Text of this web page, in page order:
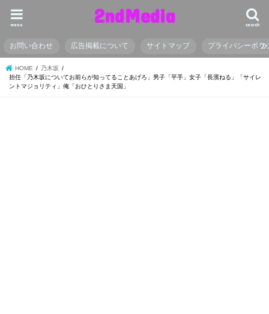
2ndMedia search
menu
お問い合わせ 広告掲載について サイトマップ プライバシーポリ
HOME
乃木坂
担任「乃木坂についてお前らが知ってることあげろ」男子「平手」女子「長濱ねる」「サイレ
ントマジョリティ」俺「おひとりさま天国」